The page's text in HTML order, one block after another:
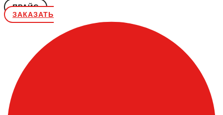
ПРАЙС
ЗАКАЗАТЬ